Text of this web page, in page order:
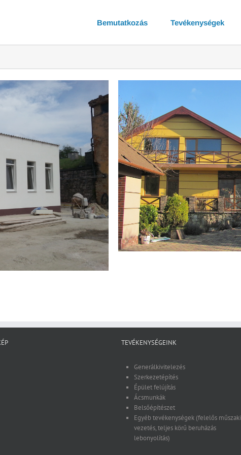
Bemutatkozás Tevékenységek
TEVÉKENYSÉGEINK
Generálkivitelezés
Szerkezetépítés
Épület felújítás
Ácsmunkák
Belsőépítészet
Egyéb tevékenységek (felelős műszaki
vezetés, teljes körű beruházás
lebonyolítás)